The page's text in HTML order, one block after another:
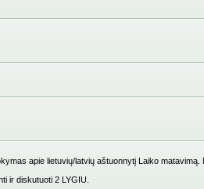
apie lietuvių/latvių aštuonnytį Laiko
ir diskutuoti 2 LYGIU.